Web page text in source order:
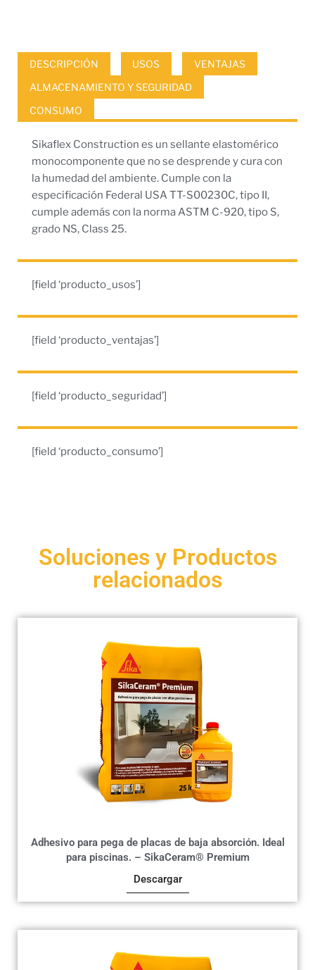
DESCRIPCIÓN USOS
VENTAJAS
ALMACENAMIENTO Y SEGURIDAD
CONSUMO
Sikaflex Construction es un sellante elastomérico
monocomponente que no se desprende y cura con
la humedad del ambiente. Cumple con la
especificación Federal USA TT-S00230C, tipo II,
cumple además con la norma ASTM C-920, tipo S,
grado NS, Class 25.
[field ‘producto_usos’]
[field ‘producto_ventajas’]
[field ‘producto_seguridad’]
[field ‘producto_consumo’]
Soluciones y Productos
relacionados
Adhesivo para pega de placas de baja absorción. Ideal
para piscinas. – SikaCeram® Premium
Descargar